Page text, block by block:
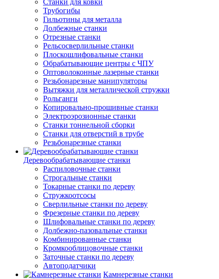
Станки для ковки
Трубогибы
Гильотины для металла
Долбежные станки
Отрезные станки
Рельсосверлильные станки
Плоскошлифовальные станки
Обрабатывающие центры с ЧПУ
Оптоволоконные лазерные станки
Резьбонарезные манипуляторы
Вытяжки для металлической стружки
Рольганги
Копировально-прошивные станки
Электроэрозионные станки
Станки тоннельной сборки
Станки для отверстий в трубе
Резьбонарезные станки
Деревообрабатывающие станки
Распиловочные станки
Строгальные станки
Токарные станки по дереву
Стружкоотсосы
Сверлильные станки по дереву
Фрезерные станки по дереву
Шлифовальные станки по дереву
Долбежно-пазовальные станки
Комбинированные станки
Кромкооблицовочные станки
Заточные станки по дереву
Автоподатчики
Камнерезные станки